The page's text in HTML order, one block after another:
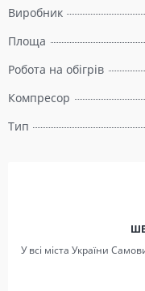
Виробник
Площа
Робота на обігрів
Компресор
Тип
У всі міста України